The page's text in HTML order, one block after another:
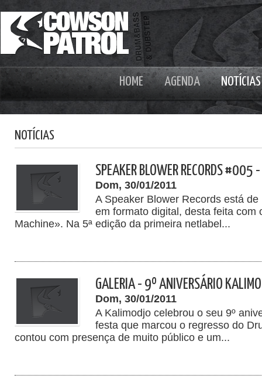
HOME AGENDA NOTÍCIAS
NOTÍCIAS
SPEAKER BLOWER RECORDS #005
Dom, 30/01/2011
A Speaker Blower Records está
em formato digital, desta feita com
Machine». Na 5ª edição da primeira netlabel...
GALERIA - 9º ANIVERSÁRIO
Dom, 30/01/2011
A Kalimodjo celebrou o seu 9º
festa que marcou o regresso do
contou com presença de muito público e um...